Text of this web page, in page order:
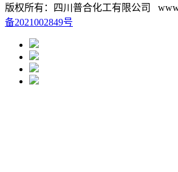
版权所有：四川普合化工有限公司
备2021002849号